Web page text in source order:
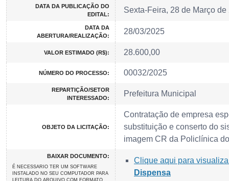
DATA DA PUBLICAÇÃO DO
EDITAL:
Sexta-Feira, 28 de Março de
DATA DA
ABERTURA/REALIZAÇÃO:
28/03/2025
VALOR ESTIMADO (R$): 28.600,00
NÚMERO DO PROCESSO: 00032/2025
REPARTIÇÃO/SETOR
INTERESSADO:
Prefeitura Municipal
OBJETO DA LICITAÇÃO:
Contratação de empresa
substituição e conserto do
imagem CR da Policlínica
BAIXAR DOCUMENTO:
É NECESSARIO TER UM SOFTWARE
INSTALADO NO SEU COMPUTADOR PARA
Clique aqui para
Dispensa